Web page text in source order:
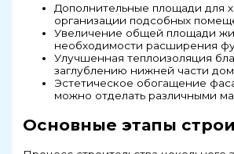
Дополнительные площади для
организации подсобных
Увеличение общей площади
необходимости расширения
Улучшенная теплоизоляция
заглублению нижней части
Эстетическое обогащение
можно отделать различными
Основные этапы